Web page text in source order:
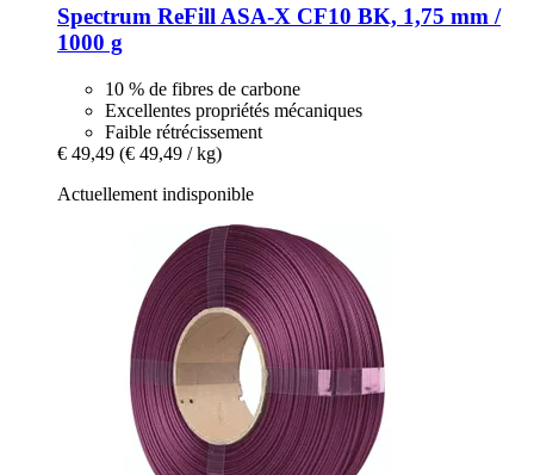
Spectrum ReFill ASA-​X CF10 BK, 1,75 mm /
1000 g
10 % de fibres de carbone
Excellentes propriétés mécaniques
Faible rétrécissement
€ 49,49 (€ 49,49 / kg)
Actuellement indisponible